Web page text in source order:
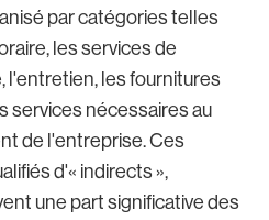
par catégories telles
les services de
l'entretien, les fournitures
services nécessaires au
de l'entreprise. Ces
d'« indirects »,
une part significative des